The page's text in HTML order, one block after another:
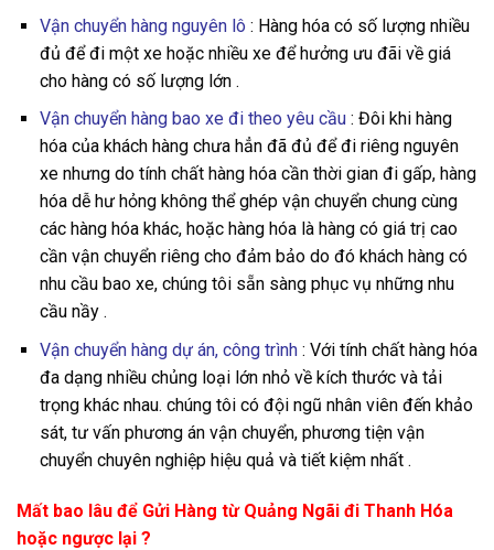
Vận chuyển hàng nguyên lô : Hàng hóa có số lượng nhiều
đủ để đi một xe hoặc nhiều xe để hưởng ưu đãi về giá
cho hàng có số lượng lớn .
Vận chuyển hàng bao xe đi theo yêu cầu: Đôi khi hàng
hóa của khách hàng chưa hẳn đã đủ để đi riêng nguyên
xe nhưng do tính chất hàng hóa cần thời gian đi gấp, hàng
hóa dễ hư hỏng không thể ghép vận chuyển chung cùng
các hàng hóa khác, hoặc hàng hóa là hàng có giá trị cao
cần vận chuyển riêng cho đảm bảo do đó khách hàng có
nhu cầu bao xe, chúng tôi sẵn sàng phục vụ những nhu
cầu nầy .
Vận chuyển hàng dự án, công trình: Với tính chất hàng hóa
đa dạng nhiều chủng loại lớn nhỏ về kích thước và tải
trọng khác nhau. chúng tôi có đội ngũ nhân viên đến khảo
sát, tư vấn phương án vận chuyển, phương tiện vận
chuyển chuyên nghiệp hiệu quả và tiết kiệm nhất .
Mất bao lâu để Gửi Hàng từ Quảng Ngãi đi Thanh Hóa
hoặc ngược lại ?